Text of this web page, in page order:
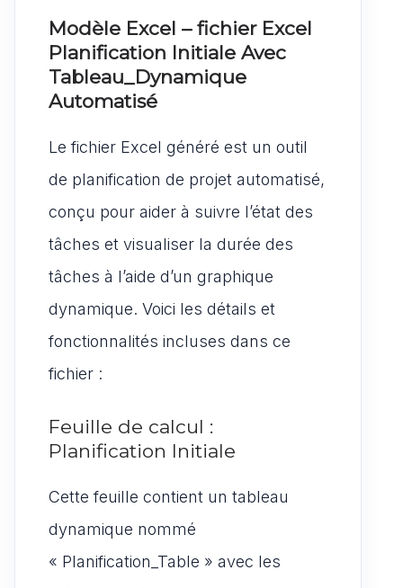
Modèle Excel – fichier Excel
Planification Initiale Avec
Tableau_Dynamique
Automatisé
Le fichier Excel généré est un outil
de planification de projet automatisé,
conçu pour aider à suivre l’état des
tâches et visualiser la durée des
tâches à l’aide d’un graphique
dynamique. Voici les détails et
fonctionnalités incluses dans ce
fichier :
Feuille de calcul :
Planification Initiale
Cette feuille contient un tableau
dynamique nommé
« Planification_Table » avec les